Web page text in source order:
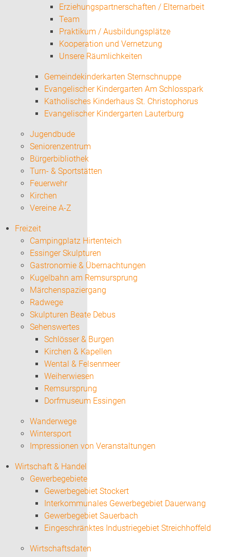
Erziehungspartnerschaften / Elternarbeit
Team
Praktikum / Ausbildungsplätze
Kooperation und Vernetzung
Unsere Räumlichkeiten
Gemeindekinderkarten Sternschnuppe
Evangelischer Kindergarten Am Schlosspark
Katholisches Kinderhaus St. Christophorus
Evangelischer Kindergarten Lauterburg
Jugendbude
Seniorenzentrum
Bürgerbibliothek
Turn- & Sportstätten
Feuerwehr
Kirchen
Vereine A-Z
Freizeit
Campingplatz Hirtenteich
Essinger Skulpturen
Gastronomie & Übernachtungen
Kugelbahn am Remsursprung
Märchenspaziergang
Radwege
Skulpturen Beate Debus
Sehenswertes
Schlösser & Burgen
Kirchen & Kapellen
Wental & Felsenmeer
Weiherwiesen
Remsursprung
Dorfmuseum Essingen
Wanderwege
Wintersport
Impressionen von Veranstaltungen
Wirtschaft & Handel
Gewerbegebiete
Gewerbegebiet Stockert
Interkommunales Gewerbegebiet Dauerwang
Gewerbegebiet Sauerbach
Eingeschränktes Industriegebiet Streichhoffeld
Wirtschaftsdaten